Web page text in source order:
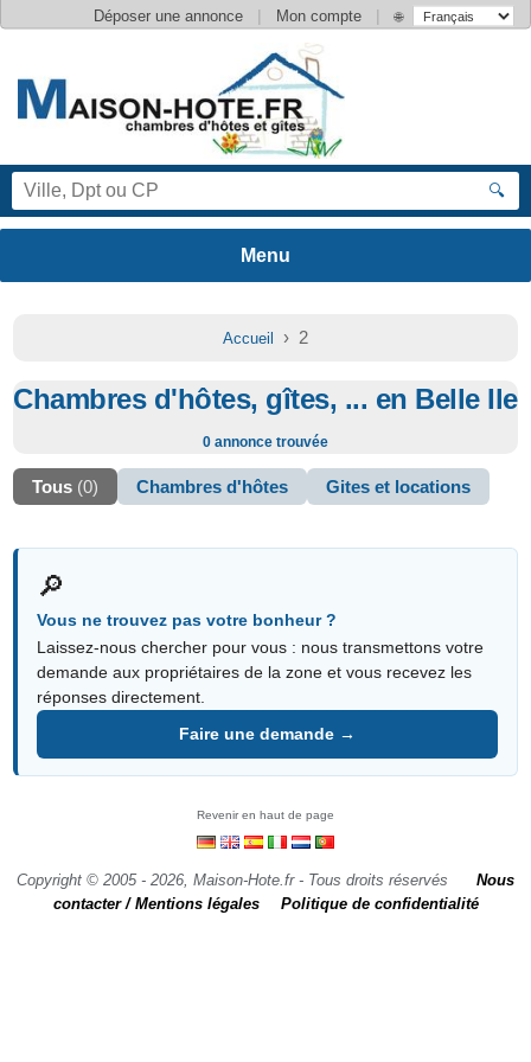
Déposer une annonce | Mon compte | 🌐
🔍
Accueil › 2
Chambres d'hôtes, gîtes, ... en Belle Ile
0 annonce trouvée
Tous (0) Chambres d'hôtes Gites et locations
🔎
Vous ne trouvez pas votre bonheur ?
Laissez-nous chercher pour vous : nous transmettons votre
demande aux propriétaires de la zone et vous recevez les
réponses directement.
Faire une demande →
Revenir en haut de page
Copyright © 2005 - 2026, Maison-Hote.fr - Tous droits réservés
Nous
contacter / Mentions légales
Politique de confidentialité